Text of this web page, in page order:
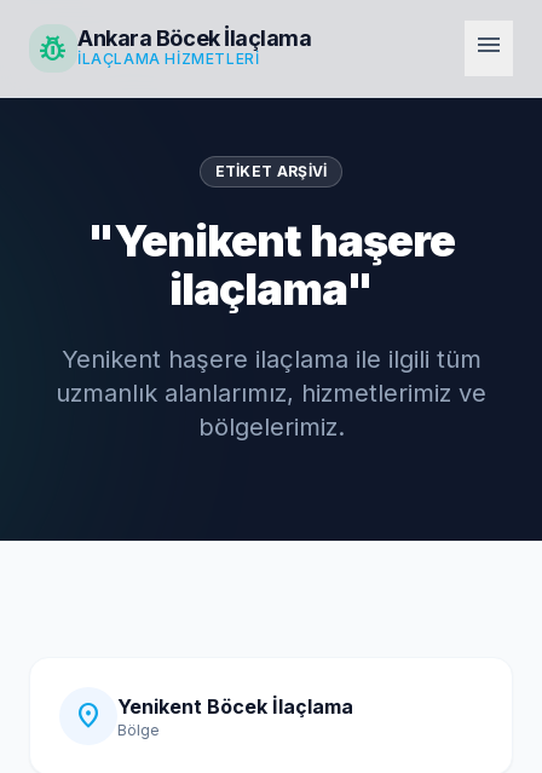
pest_control Ankara Böcek İlaçlama
İLAÇLAMA HIZMETLERI menu
ETIKET ARŞIVI
"Yenikent haşere
ilaçlama"
Yenikent haşere ilaçlama ile ilgili tüm
uzmanlık alanlarımız, hizmetlerimiz ve
bölgelerimiz.
location_on Yenikent Böcek İlaçlama
Bölge